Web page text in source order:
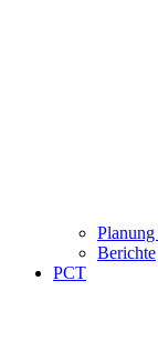
Berichte
PCT